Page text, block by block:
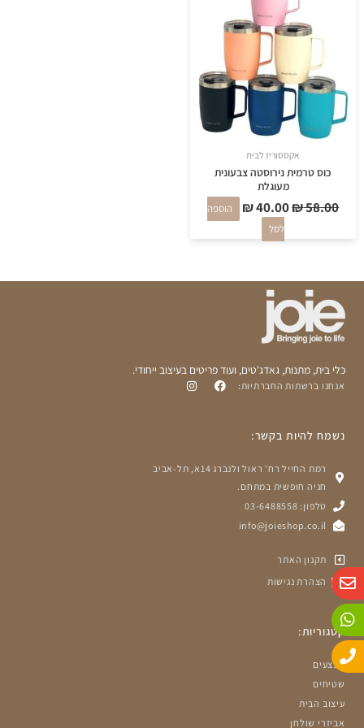
אקססוריז לבית
כוס טרמית נירוסטה צבעונית
מעוגלת
₪58.00
₪ 58.00.
₪40.00
הוספה
לסל
כלי בית, מתנות, גאדג'טים, ועוד פריטים בעיצוב ייחודי.
אנחנו ברשתות החברתיות:
נשמח להיות בקשר:
רמת החייל רח' ראול ולנברג 14א, תל-אביב
חניה חופשית במתחם.
טלפון: 03-6488558
info@joieshop.co.il
תקנון האתר
הצהרת נגישות
קטגוריות:
מבצעים
שטיחים
עיצוב הבית
אביזרי שולחן
E
n
v
e
l
o
p
e
W
h
a
t
s
a
p
p
P
h
o
n
e